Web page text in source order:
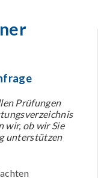
Prüfungen
wir, ob wir Sie
unterstützen